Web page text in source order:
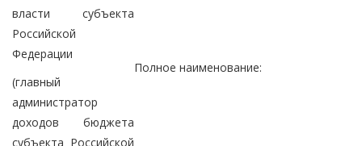
власти субъекта
Российской
Федерации
(главный
администратор
доходов бюджета
субъекта Российской
Полное наименование: